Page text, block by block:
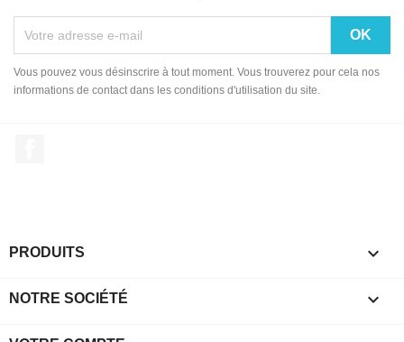
Vous pouvez vous désinscrire à tout moment. Vous trouverez pour cela nos
informations de contact dans les conditions d'utilisation du site.
PRODUITS 
NOTRE SOCIÉTÉ 